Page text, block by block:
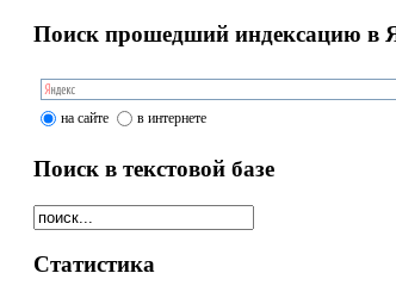
Поиск прошедший индексацию в
на сайте в интернете
Поиск в текстовой базе
Статистика